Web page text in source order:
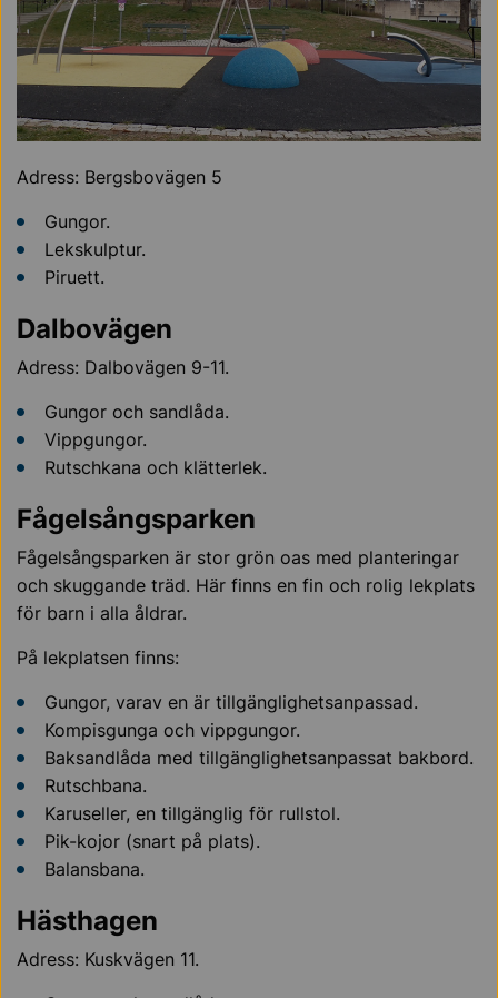
Adress: Bergsbovägen 5
Gungor.
Lekskulptur.
Piruett.
Dalbovägen
Adress: Dalbovägen 9-11.
Gungor och sandlåda.
Vippgungor.
Rutschkana och klätterlek.
Fågelsångsparken
Fågelsångsparken är stor grön oas med planteringar
och skuggande träd. Här finns en fin och rolig lekplats
för barn i alla åldrar.
På lekplatsen finns:
Gungor, varav en är tillgänglighetsanpassad.
Kompisgunga och vippgungor.
Baksandlåda med tillgänglighetsanpassat bakbord.
Rutschbana.
Karuseller, en tillgänglig för rullstol.
Pik-kojor (snart på plats).
Balansbana.
Hästhagen
Adress: Kuskvägen 11.